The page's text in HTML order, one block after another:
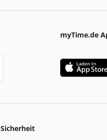
myTime.de
Sicherheit